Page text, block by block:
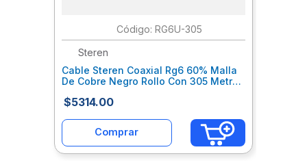
: RG6U-305
Steren
Cable Steren Coaxial Rg6 60% Malla
De Cobre Negro Rollo Con 305 Metros
$5314.00
Comprar